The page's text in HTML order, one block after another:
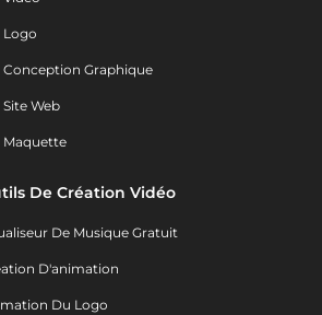
Logo
Conception Graphique
Site Web
Maquette
De Création Vidéo
De Musique Gratuit
D'animation
Du Logo